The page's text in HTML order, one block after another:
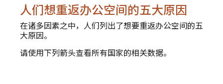
人们想重返办公空间的五大原因
在诸多因素之中，人们列出了想要重返办公空间的五
大原因。
请使用下列箭头查看所有国家的相关数据。